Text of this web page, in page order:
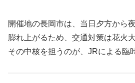
開催地の長岡市は、当日夕方から
膨れ上がるため、交通対策は花火
その中核を担うのが、JRによる臨